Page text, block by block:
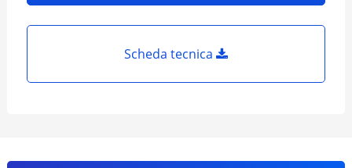
Scheda tecnica